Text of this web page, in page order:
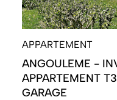
APPARTEMENT
ANGOULEME -
APPARTEMENT
GARAGE